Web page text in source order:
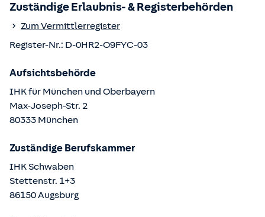
Zuständige Erlaubnis- & Registerbehörden
Zum Vermittlerregister
Register-Nr.: D-0HR2-O9FYC-03
Aufsichtsbehörde
IHK für München und Oberbayern
Max-Joseph-Str. 2
80333 München
Zuständige Berufskammer
IHK Schwaben
Stettenstr. 1+3
86150Augsburg